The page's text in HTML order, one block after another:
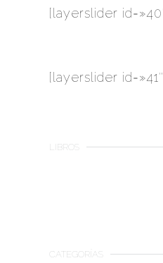
[layerslider
[layerslider
LIBROS
CATEGORÍAS